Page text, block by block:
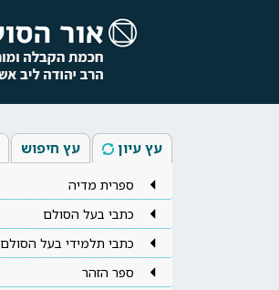
עץ עיון עץ חיפוש
ספרית מדיה
כתבי בעל הסולם
כתבי תלמידי בעל הסולם
ספר הזהר